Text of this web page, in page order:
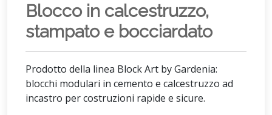
Blocco in calcestruzzo,
stampato e bocciardato
Prodotto della linea Block Art by Gardenia:
blocchi modulari in cemento e calcestruzzo ad
incastro per costruzioni rapide e sicure.